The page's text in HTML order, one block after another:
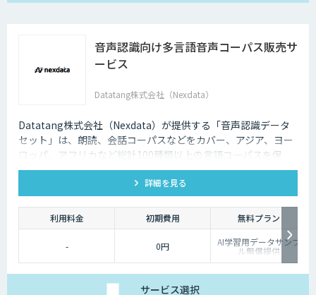
音声認識向け多言語音声コーパス販売サ
ービス
Datatang株式会社（Nexdata）
Datatang株式会社（Nexdata）が提供する「音声認識データ
セット」は、朗読、会話コーパスなどをカバー、アジア、ヨー
ロッパ、アフリカなど総計100種類以上の言語コーパスを保
有、様々な音声認識・合成タスクに対応可能です。
詳細を見る
利用料金 初期費用 無料プラン
- 0円 AI学習用データサンプ
ル無償提供
サービス選択